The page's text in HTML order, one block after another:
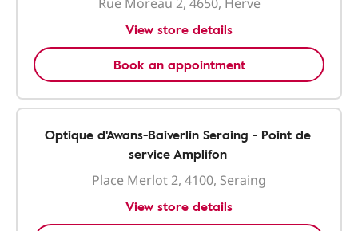
View store details
Book an appointment
Optique d'Awans-Baiverlin Seraing - Point de
service Amplifon
Place Merlot 2, 4100, Seraing
View store details